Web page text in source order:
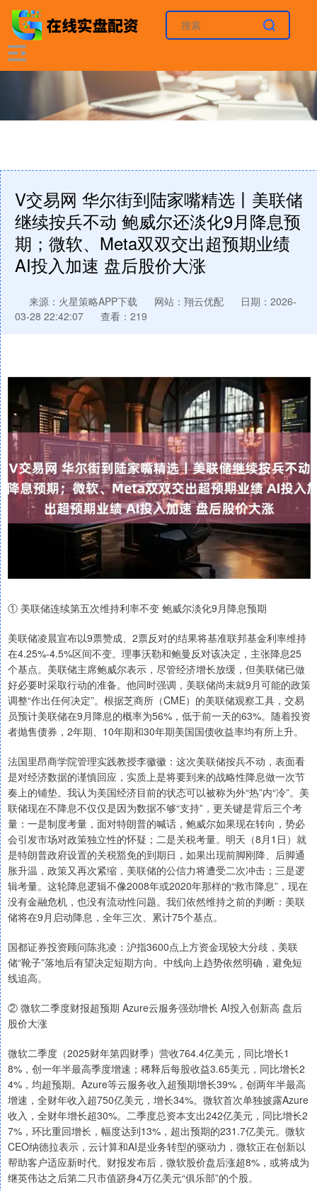
V交易网 华尔街到陆家嘴精选丨美联储
继续按兵不动 鲍威尔还淡化9月降息预
期；微软、Meta双双交出超预期业绩
AI投入加速 盘后股价大涨
来源：火星策略APP下载 网站：翔云优配
日期：2026-
03-28 22:42:07
查看：219
① 美联储连续第五次维持利率不变 鲍威尔淡化9月降息预期
美联储凌晨宣布以9票赞成、2票反对的结果将基准联邦基金利率维持
在4.25%-4.5%区间不变。理事沃勒和鲍曼反对该决定，主张降息25
个基点。美联储主席鲍威尔表示，尽管经济增长放缓，但美联储已做
好必要时采取行动的准备。他同时强调，美联储尚未就9月可能的政策
调整“作出任何决定”。根据芝商所（CME）的美联储观察工具，交易
员预计美联储在9月降息的概率为56%，低于前一天的63%。随着投资
者抛售债券，2年期、10年期和30年期美国国债收益率均有所上升。
法国里昂商学院管理实践教授李徽徽：这次美联储按兵不动，表面看
是对经济数据的谨慎回应，实质上是将要到来的战略性降息做一次节
奏上的铺垫。我认为美国经济目前的状态可以被称为外“热”内“冷”。美
联储现在不降息不仅仅是因为数据不够“支持”，更关键是背后三个考
量：一是制度考量，面对特朗普的喊话，鲍威尔如果现在转向，势必
会引发市场对政策独立性的怀疑；二是关税考量。明天（8月1日）就
是特朗普政府设置的关税豁免的到期日，如果出现前脚刚降、后脚通
胀升温，政策又再次紧缩，美联储的公信力将遭受二次冲击；三是逻
辑考量。这轮降息逻辑不像2008年或2020年那样的“救市降息”，现在
没有金融危机，也没有流动性问题。我们依然维持之前的判断：美联
储将在9月启动降息，全年三次、累计75个基点。
国都证券投资顾问陈兆凌：沪指3600点上方资金现较大分歧，美联
储“靴子”落地后有望决定短期方向。中线向上趋势依然明确，避免短
线追高。
② 微软二季度财报超预期 Azure云服务强劲增长 AI投入创新高 盘后
股价大涨
微软二季度（2025财年第四财季）营收764.4亿美元，同比增长1
8%，创一年半最高季度增速；稀释后每股收益3.65美元，同比增长2
4%，均超预期。Azure等云服务收入超预期增长39%，创两年半最高
增速，全财年收入超750亿美元，增长34%。微软首次单独披露Azure
收入，全财年增长超30%。二季度总资本支出242亿美元，同比增长2
7%，环比重回增长，幅度达到13%，超出预期的231.7亿美元。微软
CEO纳德拉表示，云计算和AI是业务转型的驱动力，微软正在创新以
帮助客户适应新时代。财报发布后，微软股价盘后涨超8%，或将成为
继英伟达之后第二只市值跻身4万亿美元“俱乐部”的个股。